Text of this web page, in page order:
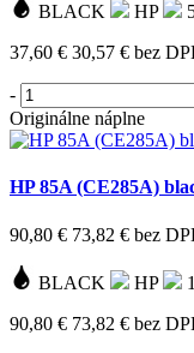
BLACK HP
37,60 € 30,57 € bez
-
Originálne náplne
HP 85A (CE285A)
90,80 € 73,82 € bez
BLACK HP
90,80 € 73,82 € bez